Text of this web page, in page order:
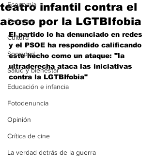
Economía
Deportes
Cultura
Sociedad
Salud y bienestar
Educación e infancia
Fotodenuncia
Opinión
Crítica de cine
La verdad detrás de la guerra
teatro infantil contra el
acoso por la LGTBIfobia
El partido lo ha denunciado en redes
y el PSOE ha respondido calificando
este hecho como un ataque: "la
ultraderecha ataca las iniciativas
contra la LGTBIfobia"